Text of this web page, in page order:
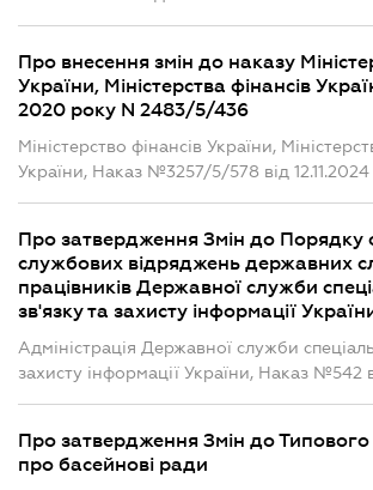
Про внесення змін до наказу
України, Міністерства фінансів
2020 року N 2483/5/436
Міністерство фінансів України,
України, Наказ №3257/5/578 від 12.11.2024
Про затвердження Змін до
службових відряджень державних
працівників Державної служби
зв'язку та захисту інформації
Адміністрація Державної служби
захисту інформації України, Наказ №542
Про затвердження Змін до
про басейнові ради